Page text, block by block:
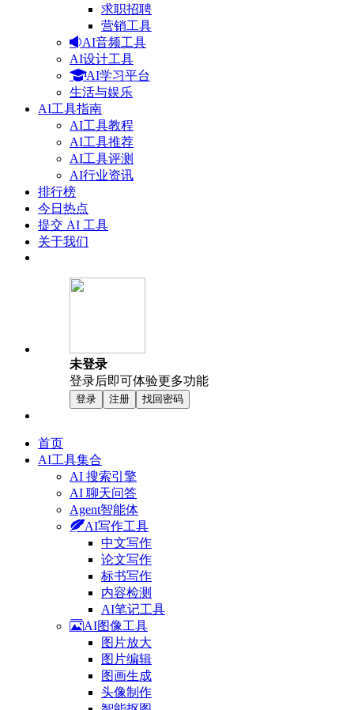
求职招聘
营销工具
AI音频工具
AI设计工具
AI学习平台
生活与娱乐
AI工具指南
AI工具教程
AI工具推荐
AI工具评测
AI行业资讯
排行榜
今日热点
提交 AI 工具
关于我们
未登录
登录后即可体验更多功能
登录 注册 找回密码
首页
AI工具集合
AI 搜索引擎
AI 聊天问答
Agent智能体
AI写作工具
中文写作
论文写作
标书写作
内容检测
AI笔记工具
AI图像工具
图片放大
图片编辑
图画生成
头像制作